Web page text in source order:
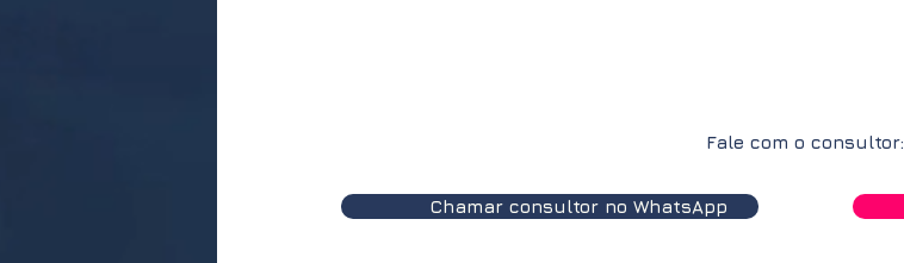
Fale com o consultor:
Chamar consultor no WhatsApp